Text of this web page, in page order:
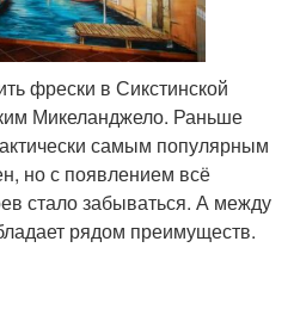
фрески в Сикстинской
Микеланджело. Раньше
самым популярным
но с появлением всё
стало забываться. А между
рядом преимуществ.